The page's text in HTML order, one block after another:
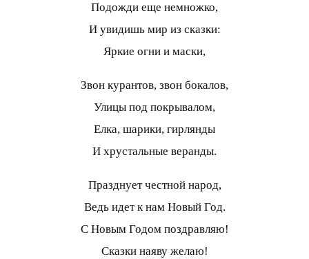
Подожди еще немножко,
И увидишь мир из сказки:
Яркие огни и маски,
Звон курантов, звон бокалов,
Улицы под покрывалом,
Елка, шарики, гирлянды
И хрустальные веранды.
Празднует честной народ,
Ведь идет к нам Новый Год.
С Новым Годом поздравляю!
Сказки наяву желаю!